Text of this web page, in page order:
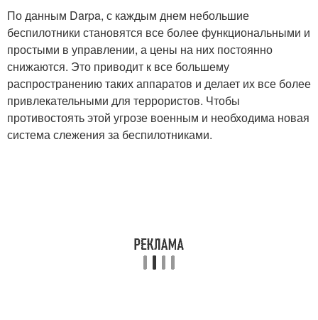
По данным Darpa, с каждым днем небольшие
беспилотники становятся все более функциональными и
простыми в управлении, а цены на них постоянно
снижаются. Это приводит к все большему
распространению таких аппаратов и делает их все более
привлекательными для террористов. Чтобы
противостоять этой угрозе военным и необходима новая
система слежения за беспилотниками.